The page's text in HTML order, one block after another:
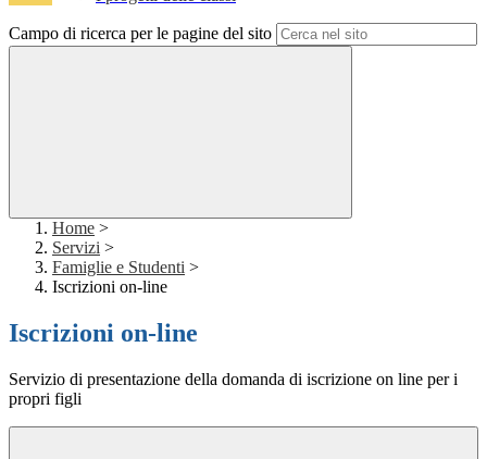
Campo di ricerca per le pagine del sito
Home >
Servizi >
Famiglie e Studenti >
Iscrizioni on-line
Iscrizioni on-line
Servizio di presentazione della domanda di iscrizione on line per i
propri figli